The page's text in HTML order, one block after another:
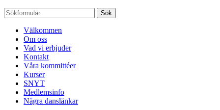
Sök
Välkommen
Om oss
Vad vi erbjuder
Kontakt
Våra kommittéer
Kurser
SNYT
Medlemsinfo
Några danslänkar